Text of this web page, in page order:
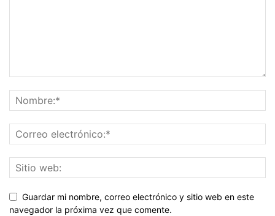
Guardar mi nombre, correo electrónico y sitio web en este
navegador la próxima vez que comente.